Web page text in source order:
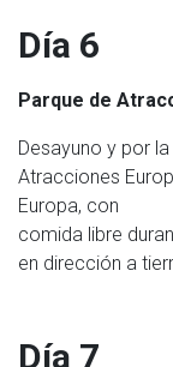
Día 6
Parque de
Desayuno y por
Atracciones
Europa, con
comida libre
en dirección a
Día 7